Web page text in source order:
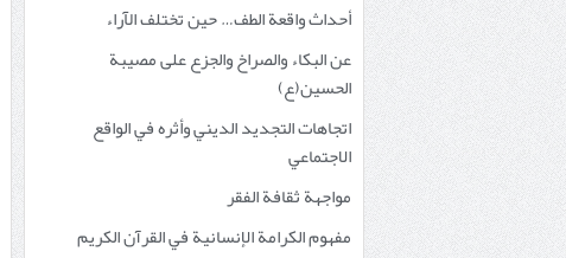
أحداث واقعة الطف… حين تختلف الآراء
عن البكاء والصراخ والجزع على مصيبة
الحسين(ع)
اتجاهات التجديد الديني وأثره في الواقع
الاجتماعي
مواجهة ثقافة الفقر
مفهوم الكرامة الإنسانية في القرآن الكريم